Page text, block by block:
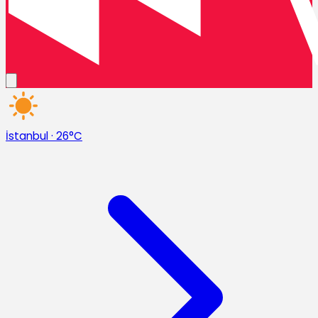
İstanbul· 26°C